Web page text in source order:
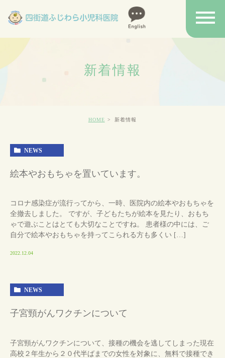
新着情報
HOME 新着情報
NEWS
絵本やおもちゃを置いています。
コロナ感染症が流行ってから、一時、医院内の絵本やおもちゃを
全撤去しました。 ですが、子どもたちが絵本を見たり、おもち
ゃで遊ぶことはとても大切なことですね。 患者様の中には、ご
自分で絵本やおもちゃを持ってこられる方も多くい […]
2022.12.04
NEWS
子宮頸がんワクチンについて
子宮頸がんワクチンについて、接種の機会を逃してしまった現在
高校２年生から２０代半ばまでの女性を対象に、無料で接種でき